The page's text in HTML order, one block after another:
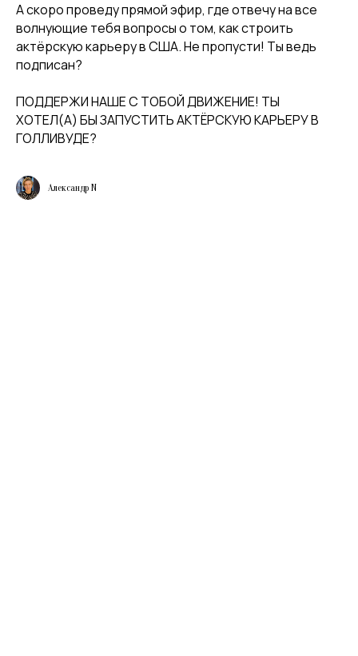
А скоро проведу прямой эфир, где отвечу на все
волнующие тебя вопросы о том, как строить
актёрскую карьеру в США. Не пропусти! Ты ведь
подписан?
ПОДДЕРЖИ НАШЕ С ТОБОЙ ДВИЖЕНИЕ! ТЫ
ХОТЕЛ(А) БЫ ЗАПУСТИТЬ АКТЁРСКУЮ КАРЬЕРУ В
ГОЛЛИВУДЕ?
Александр N